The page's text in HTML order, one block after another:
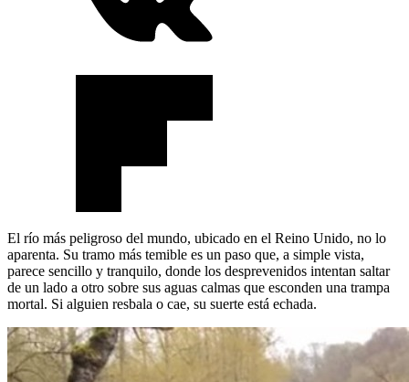
El río más peligroso del mundo, ubicado en el Reino Unido, no lo
aparenta. Su tramo más temible es un paso que, a simple vista,
parece sencillo y tranquilo, donde los desprevenidos intentan saltar
de un lado a otro sobre sus aguas calmas que esconden una trampa
mortal. Si alguien resbala o cae, su suerte está echada.